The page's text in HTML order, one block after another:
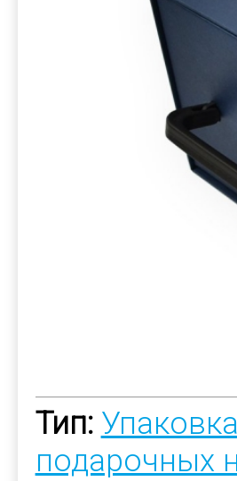
Тип:
подарочных